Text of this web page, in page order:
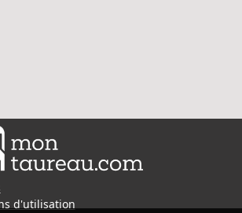
d'utilisation